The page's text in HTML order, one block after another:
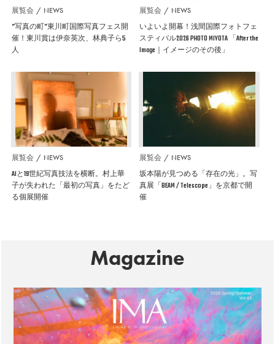
展覧会 NEWS
”写真の町”東川町国際写真フェス開
催！東川賞は伊奈英次、林典子ら5
人
展覧会 NEWS
いよいよ開幕！浅間国際フォトフェ
スティバル2026 PHOTO MIYOTA 「After the
Image｜イメージのその後」
展覧会 NEWS
AIと19世紀写真技法を横断。村上華
子が失われた「最初の写真」をたど
る個展開催
展覧会 NEWS
坂本陽が見つめる「存在の光」。写
真展「BEAM / Telescope」を京都で開
催
Magazine